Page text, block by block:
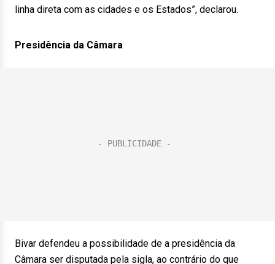
linha direta com as cidades e os Estados”, declarou.
Presidência da Câmara
Bivar defendeu a possibilidade de a presidência da
Câmara ser disputada pela sigla, ao contrário do que